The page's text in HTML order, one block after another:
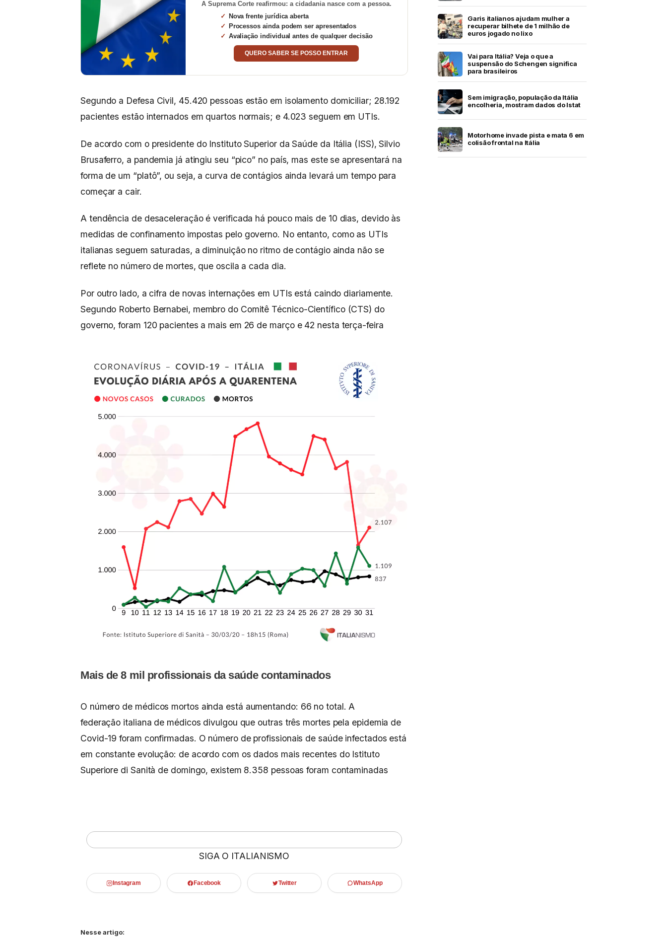
A Suprema Corte reafirmou: a cidadania nasce com a pessoa.
Nova frente jurídica aberta
Processos ainda podem ser apresentados
Avaliação individual antes de qualquer decisão
QUERO SABER SE POSSO ENTRAR
Segundo a Defesa Civil, 45.420 pessoas estão em isolamento domiciliar; 28.192
pacientes estão internados em quartos normais; e 4.023 seguem em UTIs.
De acordo com o presidente do Instituto Superior da Saúde da Itália (ISS), Silvio
Brusaferro, a pandemia já atingiu seu “pico” no país, mas este se apresentará na
forma de um “platô”, ou seja, a curva de contágios ainda levará um tempo para
começar a cair.
A tendência de desaceleração é verificada há pouco mais de 10 dias, devido às
medidas de confinamento impostas pelo governo. No entanto, como as UTIs
italianas seguem saturadas, a diminuição no ritmo de contágio ainda não se
reflete no número de mortes, que oscila a cada dia.
Por outro lado, a cifra de novas internações em UTIs está caindo diariamente.
Segundo Roberto Bernabei, membro do Comitê Técnico-Científico (CTS) do
governo, foram 120 pacientes a mais em 26 de março e 42 nesta terça-feira
Mais de 8 mil profissionais da saúde contaminados
O número de médicos mortos ainda está aumentando: 66 no total. A
federação italiana de médicos divulgou que outras três mortes pela epidemia de
Covid-19 foram confirmadas. O número de profissionais de saúde infectados está
em constante evolução: de acordo com os dados mais recentes do Istituto
Superiore di Sanità de domingo, existem 8.358 pessoas foram contaminadas
SIGA O ITALIANISMO
Instagram Facebook Twitter WhatsApp
Nesse artigo:
Garis italianos ajudam mulher a
recuperar bilhete de 1 milhão de
euros jogado no lixo
Vai para Itália? Veja o que a
suspensão do Schengen significa
para brasileiros
Sem imigração, população da Itália
encolheria, mostram dados do Istat
Motorhome invade pista e mata 6 em
colisão frontal na Itália